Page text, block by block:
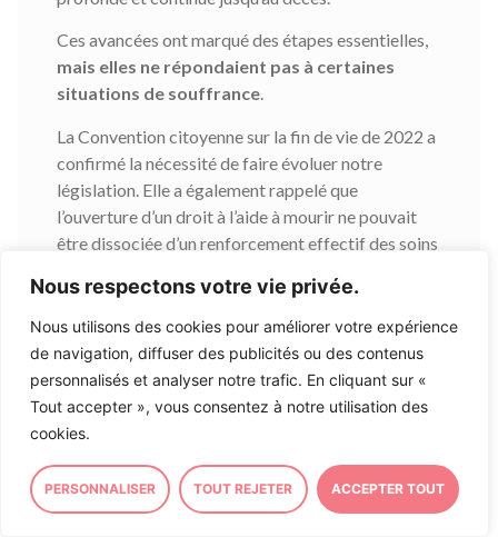
Nous respectons votre vie privée.
Nous utilisons des cookies pour améliorer votre expérience
de navigation, diffuser des publicités ou des contenus
personnalisés et analyser notre trafic. En cliquant sur «
Tout accepter », vous consentez à notre utilisation des
cookies.
PERSONNALISER TOUT REJETER ACCEPTER TOUT
Ces avancées ont marqué des étapes essentielles,
mais elles ne répondaient pas à certaines
situations de souffrance.
La Convention citoyenne sur la fin de vie de 2022 a
confirmé la nécessité de faire évoluer notre
législation. Elle a également rappelé que
l’ouverture d’un droit à l’aide à mourir ne pouvait
être dissociée d’un renforcement effectif des soins
l’ensemble du territoire. C’est cette double
exigence qui a guidé les travaux du Parlement
depuis maintenant quatre ans.
Au cœur du débat public, un premier projet de loi
regroupait alors le développement des soins
palliatifs et l’aide à mourir. Soutenu par une
majorité des parlementaires,la dissolution de
l’Assemblée nationale en 2024 suspend sa